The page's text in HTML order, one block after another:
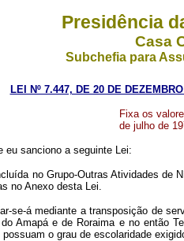
Presidência
Casa
Subchefia para
LEI Nº 7.447, DE 20 DE
Fixa os
de julho de
eu sanciono a seguinte Lei:
no Grupo-Outras Atividades de
no Anexo desta Lei.
se-á mediante a transposição de
Amapá e de Roraima e no então
o grau de escolaridade